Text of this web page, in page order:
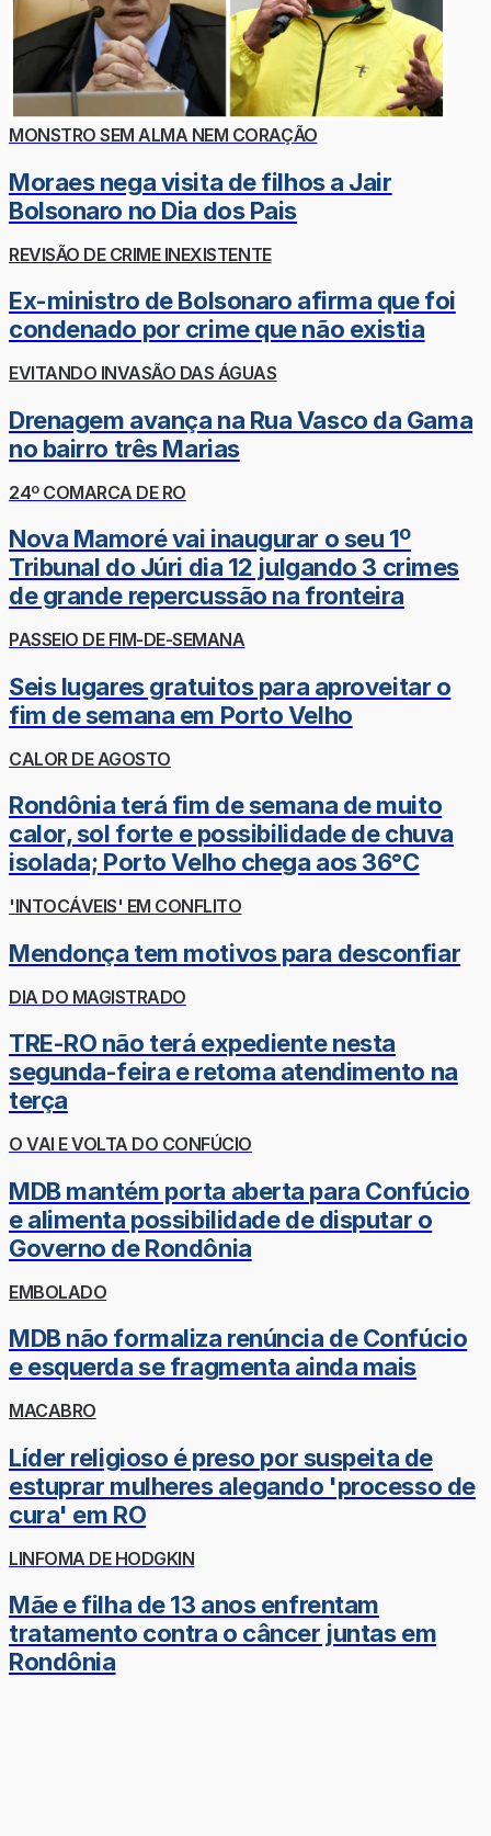
MONSTRO SEM ALMA NEM CORAÇÃO
Moraes nega visita de filhos a Jair
Bolsonaro no Dia dos Pais
REVISÃO DE CRIME INEXISTENTE
Ex-ministro de Bolsonaro afirma que foi
condenado por crime que não existia
EVITANDO INVASÃO DAS ÁGUAS
Drenagem avança na Rua Vasco da Gama
no bairro três Marias
24º COMARCA DE RO
Nova Mamoré vai inaugurar o seu 1º
Tribunal do Júri dia 12 julgando 3 crimes
de grande repercussão na fronteira
PASSEIO DE FIM-DE-SEMANA
Seis lugares gratuitos para aproveitar o
fim de semana em Porto Velho
CALOR DE AGOSTO
Rondônia terá fim de semana de muito
calor, sol forte e possibilidade de chuva
isolada; Porto Velho chega aos 36°C
'INTOCÁVEIS' EM CONFLITO
Mendonça tem motivos para desconfiar
DIA DO MAGISTRADO
TRE-RO não terá expediente nesta
segunda-feira e retoma atendimento na
terça
O VAI E VOLTA DO CONFÚCIO
MDB mantém porta aberta para Confúcio
e alimenta possibilidade de disputar o
Governo de Rondônia
EMBOLADO
MDB não formaliza renúncia de Confúcio
e esquerda se fragmenta ainda mais
MACABRO
Líder religioso é preso por suspeita de
estuprar mulheres alegando 'processo de
cura' em RO
LINFOMA DE HODGKIN
Mãe e filha de 13 anos enfrentam
tratamento contra o câncer juntas em
Rondônia